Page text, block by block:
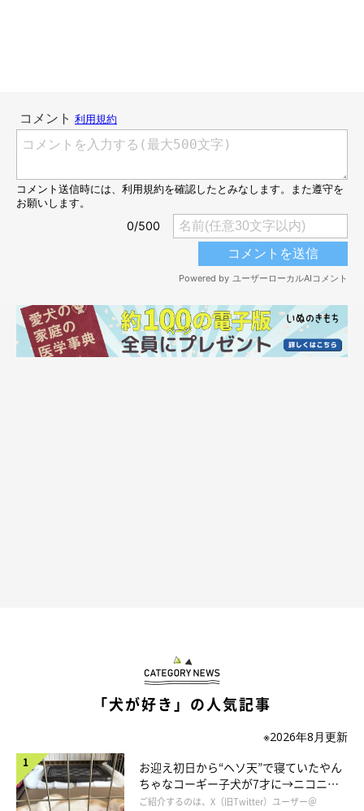
「犬が好き」の人気記事
※2026年8月更新
お迎え初日から“ヘソ天”で寝ていたやん
ちゃなコーギー子犬が7才に→ニコニ
コ“コーギースマイル”が魅力のコに成
ご紹介するのは、X（旧Twitter）ユーザー＠